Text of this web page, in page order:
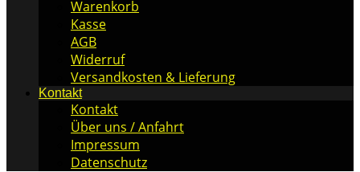
Warenkorb
Kasse
AGB
Widerruf
Versandkosten & Lieferung
Kontakt
Kontakt
Über uns / Anfahrt
Impressum
Datenschutz